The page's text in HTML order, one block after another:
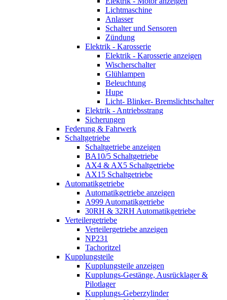
Lichtmaschine
Anlasser
Schalter und Sensoren
Zündung
Elektrik - Karosserie
Elektrik - Karosserie anzeigen
Wischerschalter
Glühlampen
Beleuchtung
Hupe
Licht- Blinker- Bremslichtschalter
Elektrik - Antriebsstrang
Sicherungen
Federung & Fahrwerk
Schaltgetriebe
Schaltgetriebe anzeigen
BA10/5 Schaltgetriebe
AX4 & AX5 Schaltgetriebe
AX15 Schaltgetriebe
Automatikgetriebe
Automatikgetriebe anzeigen
A999 Automatikgetriebe
30RH & 32RH Automatikgetriebe
Verteilergetriebe
Verteilergetriebe anzeigen
NP231
Tachoritzel
Kupplungsteile
Kupplungsteile anzeigen
Kupplungs-Gestänge, Ausrücklager &
Pilotlager
Kupplungs-Geberzylinder